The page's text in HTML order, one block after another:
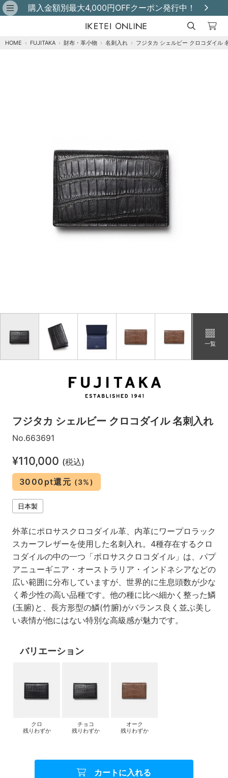
購入金額別最大4,000円OFFクーポン発行中！
HOME › FUJITAKA › 財布・革小物 › 名刺入れ › フジタカ シェルビー クロコダイル
一覧
フジタカ シェルビー クロコダイル 名刺入れ
No.663691
¥110,000 (税込)
3000pt還元 (3%)
日本製
外革にポロサスクロコダイル革、内革にワープロラック
スカーフレザーを使用した名刺入れ。4種存在するクロ
コダイルの中の一つ「ポロサスクロコダイル」は、パプ
アニューギニア・オーストラリア・インドネシアなどの
広い範囲に分布していますが、世界的に生息頭数が少な
く希少性の高い品種です。他の種に比べ細かく整った鱗
(玉腑)と、長方形型の鱗(竹腑)がバランス良く並ぶ美し
い表情が他にはない特別な高級感が魅力です。
バリエーション
クロ
残りわずか
チョコ
残りわずか
オーク
残りわずか
カートに入れる
オーク
残りわずか
カートに追加